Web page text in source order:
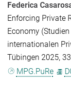
Federica
Enforcing Private
Economy
internationalen
Tübingen 2025,
MPG.PuRe